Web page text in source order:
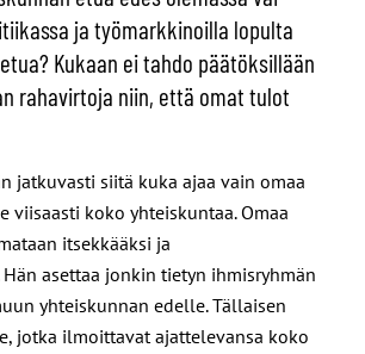
ja työmarkkinoilla lopulta
Kukaan ei tahdo päätöksillään
rahavirtoja niin, että omat tulot
jatkuvasti siitä kuka ajaa vain omaa
viisaasti koko yhteiskuntaa. Omaa
itsekkääksi ja
asettaa jonkin tietyn ihmisryhmän
yhteiskunnan edelle. Tällaisen
jotka ilmoittavat ajattelevansa koko